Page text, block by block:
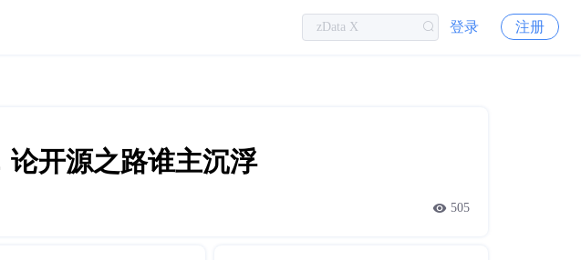
登录 注册
论开源之路谁主沉浮
505